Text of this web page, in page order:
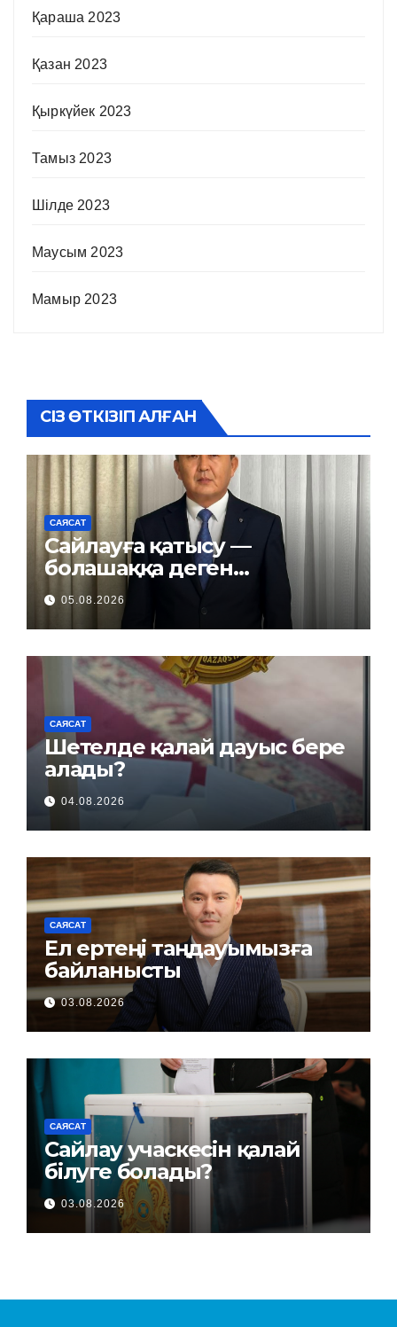
Қараша 2023
Қазан 2023
Қыркүйек 2023
Тамыз 2023
Шілде 2023
Маусым 2023
Мамыр 2023
СІЗ ӨТКІЗІП АЛҒАН
САЯСАТ
Сайлауға қатысу —
болашаққа деген
жауапкершілік
05.08.2026
САЯСАТ
Шетелде қалай дауыс бере
алады?
04.08.2026
САЯСАТ
Ел ертеңі таңдауымызға
байланысты
03.08.2026
САЯСАТ
Сайлау учаскесін қалай
білуге болады?
03.08.2026